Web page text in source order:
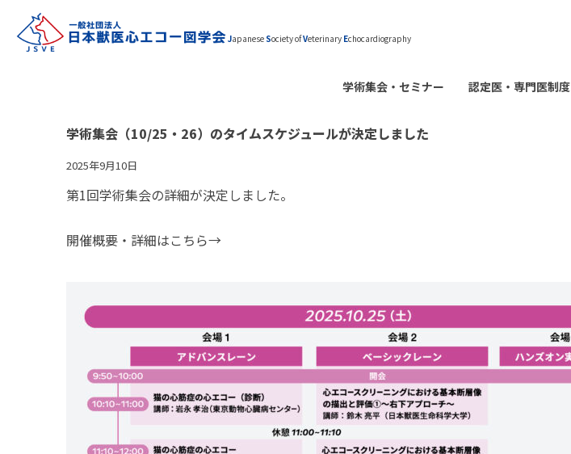
Japanese Society ofVeterinary Echocardiography
学術集会・セミナー 認定医・専門医制度
学術集会（10/25・26）のタイムスケジュールが決定しました
2025年9月10日
第1回学術集会の詳細が決定しました。
開催概要・詳細はこちら→